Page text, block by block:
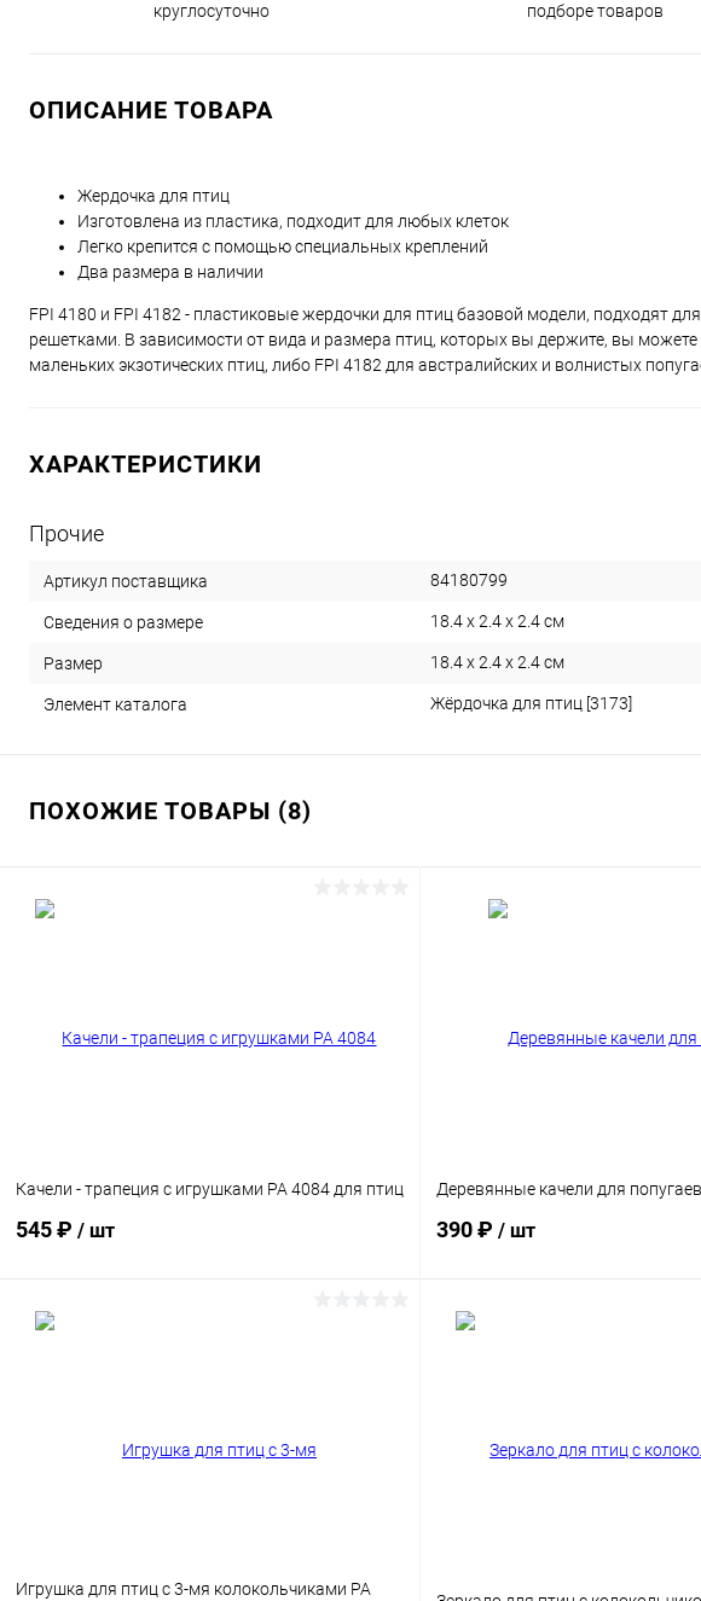
круглосуточно
подборе товаров
ОПИСАНИЕ ТОВАРА
Жердочка для птиц
Изготовлена из пластика, подходит для любых клеток
Легко крепится с помощью специальных креплений
Два размера в наличии
FPI 4180 и FPI 4182 - пластиковые жердочки для птиц базовой модели, подходят
решетками. В зависимости от вида и размера птиц, которых вы держите, вы
маленьких экзотических птиц, либо FPI 4182 для австралийских и волнистых
ХАРАКТЕРИСТИКИ
Прочие
Артикул поставщика 84180799
Сведения о размере 18.4 х 2.4 х 2.4 см
Размер 18.4 х 2.4 х 2.4 см
Элемент каталога Жёрдочка для птиц [3173]
ПОХОЖИЕ ТОВАРЫ (8)
Качели - трапеция с игрушками PA 4084 для птиц
545 ₽ / шт
Деревянные качели для попугаев
390 ₽ / шт
Игрушка для птиц с 3-мя колокольчиками PA